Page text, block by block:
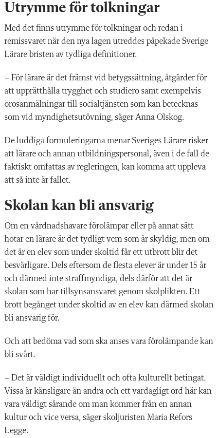
Utrymme för tolkningar
Med det finns utrymme för tolkningar och redan i
remissvaret när den nya lagen utreddes påpekade Sverige
Lärare bristen av tydliga definitioner.
– För lärare är det främst vid betygssättning, åtgärder för
att upprätthålla trygghet och studiero samt exempelvis
orosanmälningar till socialtjänsten som kan betecknas
som vid myndighetsutövning, säger Anna Olskog.
De luddiga formuleringarna menar Sveriges Lärare risker
att lärare och annan utbildningspersonal, även i de fall de
faktiskt omfattas av regleringen, kan komma att uppleva
att så inte är fallet.
Skolan kan bli ansvarig
Om en vårdnadshavare förolämpar eller på annat sätt
hotar en lärare är det tydligt vem som är skyldig, men om
det är en elev som under skoltid får ett utbrott blir det
besvärligare. Dels eftersom de flesta elever är under 15 år
och därmed inte straffmyndiga, dels därför att det är
skolan som har tillsynsansvaret genom skolplikten. Ett
brott begånget under skoltid av en elev kan därmed skolan
bli ansvarig för.
Och att bedöma vad som ska anses vara förolämpande kan
bli svårt.
– Det är väldigt individuellt och ofta kulturellt betingat.
Vissa är känsligare än andra och ett vardagligt ord här kan
vara väldigt sårande om man kommer från en annan
kultur och vice versa, säger skoljuristen Maria Refors
Legge.